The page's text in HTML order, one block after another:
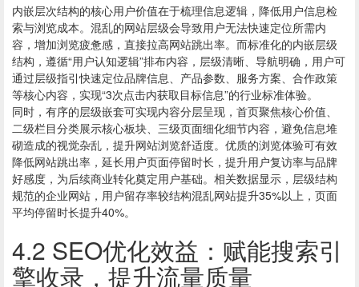
内嵌层次结构的核心用户价值在于梳理信息逻辑，降低用户信息检
索与浏览成本。混乱的网站层级会导致用户无法快速定位所需内
容，增加浏览疲惫感，直接拉高网站跳出率。而标准化的内嵌层级
结构，遵循“用户认知逻辑”排布内容，层级清晰、导航明确，用户可
通过层级指引快速定位品牌信息、产品参数、服务方案、合作政策
等核心内容，实现“3次点击内获取目标信息”的行业标准体验。
同时，有序的层级嵌套可实现内容分层呈现，首页聚焦核心价值、
二级栏目分类展示核心板块、三级页面细化细节内容，避免信息堆
砌造成的视觉杂乱，提升网站浏览舒适度。优质的浏览体验可有效
降低网站跳出率，延长用户页面停留时长，提升用户复访率与品牌
好感度，为后续商业转化奠定用户基础。相关数据显示，层级结构
规范的企业网站，用户留存率较结构混乱网站提升35%以上，页面
平均停留时长提升40%。
4.2 SEO优化效益：赋能搜索引
擎收录，提升流量质量